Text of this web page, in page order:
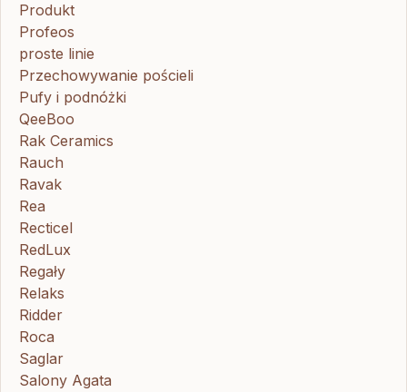
Produkt
Profeos
proste linie
Przechowywanie pościeli
Pufy i podnóżki
QeeBoo
Rak Ceramics
Rauch
Ravak
Rea
Recticel
RedLux
Regały
Relaks
Ridder
Roca
Saglar
Salony Agata